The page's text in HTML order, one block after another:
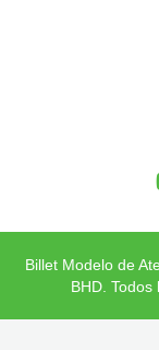
Billet Modelo de
BHD.